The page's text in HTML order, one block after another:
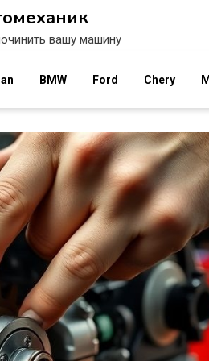
вашу машину
BMW Ford Chery